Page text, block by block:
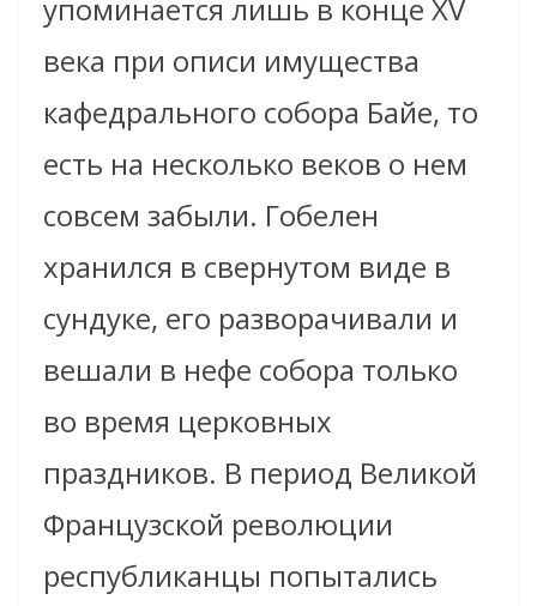
упоминается лишь в конце XV
века при описи имущества
кафедрального собора Байе, то
есть на несколько веков о нем
совсем забыли. Гобелен
хранился в свернутом виде в
сундуке, его разворачивали и
вешали в нефе собора только
во время церковных
праздников. В период Великой
Французской революции
республиканцы попытались